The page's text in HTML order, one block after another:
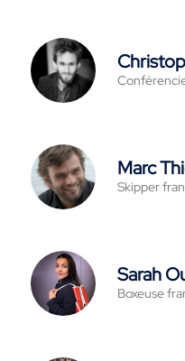
Marc
Skipper
Sarah
Boxeuse